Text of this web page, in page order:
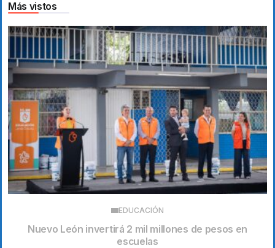
Más vistos
EDUCACIÓN
Nuevo León invertirá 2 mil millones de pesos en
escuelas